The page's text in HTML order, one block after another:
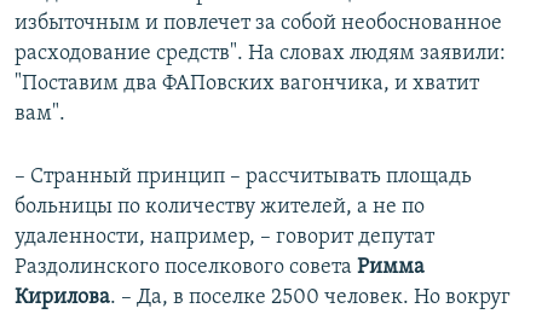
избыточным и повлечет за собой необоснованное
расходование средств". На словах людям заявили:
"Поставим два ФАПовских вагончика, и хватит
вам".
– Странный принцип – рассчитывать площадь
больницы по количеству жителей, а не по
удаленности, например, – говорит депутат
Раздолинского поселкового совета Римма
Кирилова. – Да, в поселке 2500 человек. Но вокруг